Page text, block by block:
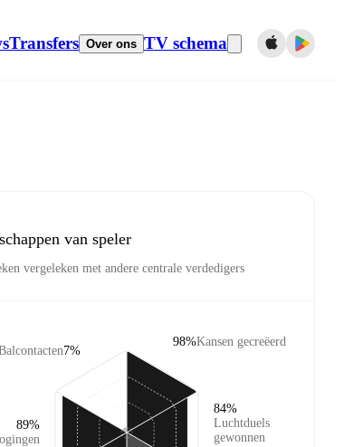
Transfers Over ons TV schema
van speler
vergeleken met andere centrale verdedigers
7%
89%
Kansen gecreëerd
98%
Luchtduels
gewonnen
84%